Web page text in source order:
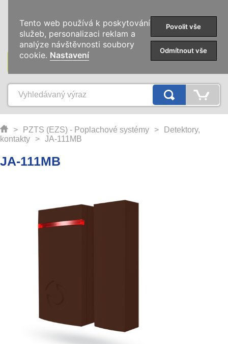
KATEGORIE
> PZTS (EZS) - Poplachové systémy >
Detektory,
kontakty
> JA-111MB
JA-111MB
Tento web používá k poskytování
služeb, personalizaci reklam a
analýze návštěvnosti soubory
cookie. Nastavení
Povolit vše
Odmítnout vše